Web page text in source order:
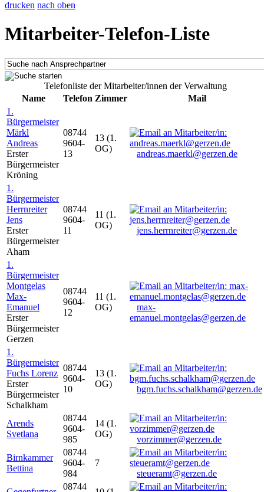
drucken nach oben
Mitarbeiter-Telefon-Liste
Telefonliste der Mitarbeiter/innen der Verwaltung
Name
Telefon Zimmer
Mail
1.
Bürgermeister
Märkl
Andreas
Erster
Bürgermeister
Kröning
08744
9604-
13
13 (1.
OG)
andreas.maerkl@gerzen.de
1.
Bürgermeister
Herrnreiter
Jens
Erster
Bürgermeister
Aham
08744
9604-
11
11 (1.
OG)
jens.herrnreiter@gerzen.de
1.
Bürgermeister
Montgelas
Max-
Emanuel
Erster
Bürgermeister
Gerzen
08744
9604-
12
11 (1.
OG)
max-
emanuel.montgelas@gerzen.de
1.
Bürgermeister
Fuchs Lorenz
Erster
Bürgermeister
Schalkham
08744
9604-
10
13 (1.
OG)
bgm.fuchs.schalkham@gerzen.de
Arends
Svetlana
08744
9604-
985
14 (1.
OG)
vorzimmer@gerzen.de
Birnkammer
Bettina
08744
9604-
984
7
steueramt@gerzen.de
08744